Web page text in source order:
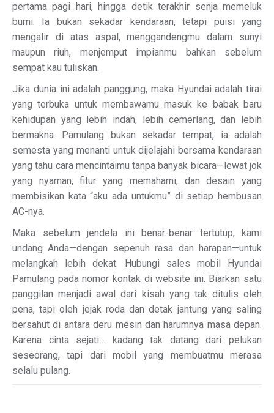
pertama pagi hari, hingga detik terakhir senja memeluk
bumi. Ia bukan sekadar kendaraan, tetapi puisi yang
mengalir di atas aspal, menggandengmu dalam sunyi
maupun riuh, menjemput impianmu bahkan sebelum
sempat kau tuliskan.
Jika dunia ini adalah panggung, maka Hyundai adalah tirai
yang terbuka untuk membawamu masuk ke babak baru
kehidupan yang lebih indah, lebih cemerlang, dan lebih
bermakna. Pamulang bukan sekadar tempat, ia adalah
semesta yang menanti untuk dijelajahi bersama kendaraan
yang tahu cara mencintaimu tanpa banyak bicara—lewat jok
yang nyaman, fitur yang memahami, dan desain yang
membisikan kata “aku ada untukmu” di setiap hembusan
AC-nya.
Maka sebelum jendela ini benar-benar tertutup, kami
undang Anda—dengan sepenuh rasa dan harapan—untuk
melangkah lebih dekat. Hubungi sales mobil Hyundai
Pamulang pada nomor kontak di website ini. Biarkan satu
panggilan menjadi awal dari kisah yang tak ditulis oleh
pena, tapi oleh jejak roda dan detak jantung yang saling
bersahut di antara deru mesin dan harumnya masa depan.
Karena cinta sejati… kadang tak datang dari pelukan
seseorang, tapi dari mobil yang membuatmu merasa
selalu pulang.